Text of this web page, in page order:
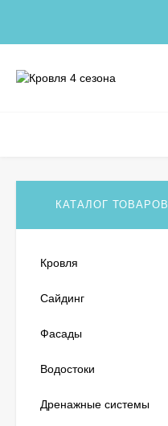
КАТАЛОГ ТОВАРОВ
Кровля
Сайдинг
Фасады
Водостоки
Дренажные системы